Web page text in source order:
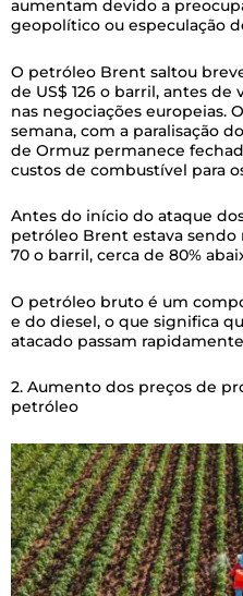
aumentam devido a
geopolítico ou especulação
O petróleo Brent saltou
de US$ 126 o barril, antes de
nas negociações europeias.
semana, com a paralisação
de Ormuz permanece
custos de combustível para
Antes do início do ataque
petróleo Brent estava
70 o barril, cerca de 80%
O petróleo bruto é um
e do diesel, o que significa
atacado passam
2. Aumento dos preços de
petróleo